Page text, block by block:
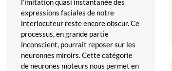
l’imitation quasi instantanée des
expressions faciales de notre
interlocuteur reste encore obscur. Ce
processus, en grande partie
inconscient, pourrait reposer sur les
neuronnes miroirs. Cette catégorie
de neurones moteurs nous permet en